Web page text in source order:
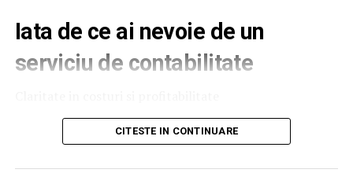
Această abordare reduce riscul de neînțelegeri și elimină
surprizele neplăcute. Clientul are control total asupra
designului și poate solicita modificări până când
Mobilierul personalizat devine astfel un proces
colaborativ, în care funcționalitatea și estetica sunt
Iata de ce ai nevoie de un
serviciu de contabilitate
O firma de transport opereaza cu marje de profit
sensibile, iar deciziile gresite pot afecta rapid rezultatele
financiare. Un serviciu de contabilitate transparent
CITESTE IN CONTINUARE